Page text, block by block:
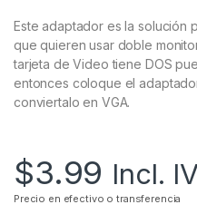
Este adaptador es la solución
que quieren usar doble
tarjeta de Video tiene DOS
entonces coloque el
conviertalo en VGA.
$3.99 Incl.
Precio en efectivo o transferencia